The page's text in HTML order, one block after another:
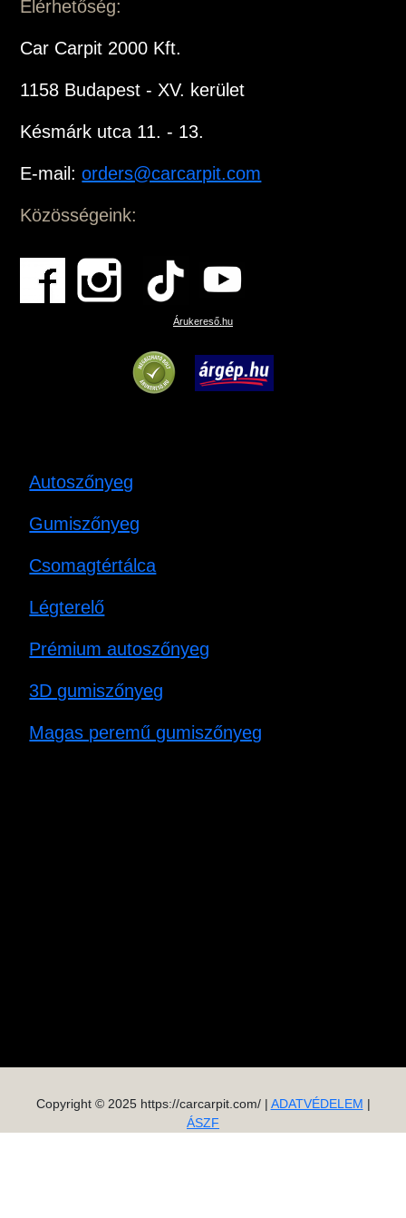
Elérhetőség:
Car Carpit 2000 Kft.
1158 Budapest - XV. kerület
Késmárk utca 11. - 13.
E-mail:orders@carcarpit.com
Közösségeink:
Árukereső.hu
Autoszőnyeg
Gumiszőnyeg
Csomagtértálca
Légterelő
Prémium autoszőnyeg
3D gumiszőnyeg
Magas peremű gumiszőnyeg
Copyright © 2025 https://carcarpit.com/ | ADATVÉDELEM |
ÁSZF